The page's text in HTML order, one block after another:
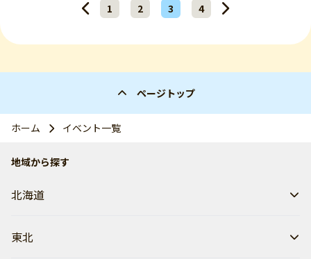
1 2 3 4
ページトップ
ホーム イベント一覧
地域から探す
北海道
東北